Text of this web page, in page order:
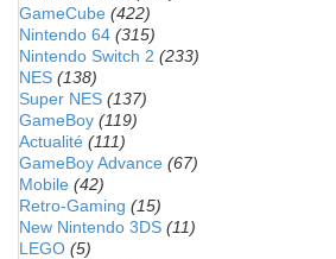
GameCube (422)
Nintendo 64 (315)
Nintendo Switch 2 (233)
NES (138)
Super NES (137)
GameBoy (119)
Actualité (111)
GameBoy Advance (67)
Mobile (42)
Retro-Gaming (15)
New Nintendo 3DS (11)
LEGO (5)